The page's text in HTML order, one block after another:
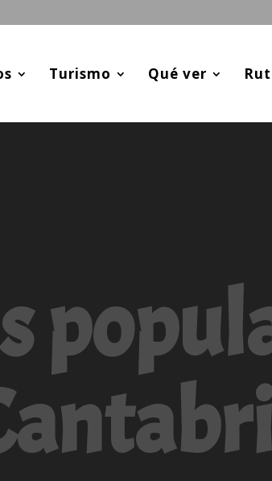
Turismo Qué ver